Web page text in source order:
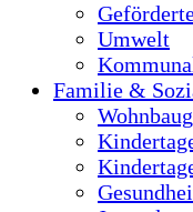
Umwelt
Familie &